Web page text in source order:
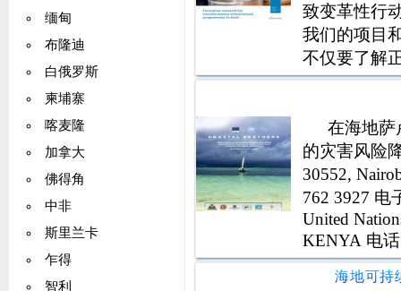
缅甸
布隆迪
白俄罗斯
柬埔寨
喀麦隆
加拿大
佛得角
中非
斯里兰卡
乍得
智利
致变革性行
我们的项目
不仅要了解
会错过整个
提供证据
在海地萨
的灾害风险
30552,
762 3927 电
United
KENYA 电话